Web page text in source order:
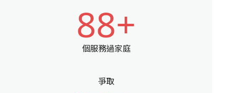
88+
個服務過家庭
爭取